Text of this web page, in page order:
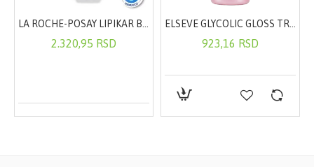
2.320,95 RSD 923,16 RSD